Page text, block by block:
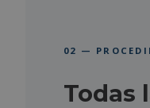
02 —
Todas